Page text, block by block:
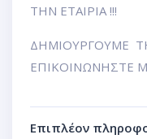
ΤΗΝ ΕΤΑΙΡΙΑ !!!
ΔΗΜΙΟΥΡΓΟΥΜΕ
ΕΠΙΚΟΙΝΩΝΗΣΤΕ
Επιπλέον